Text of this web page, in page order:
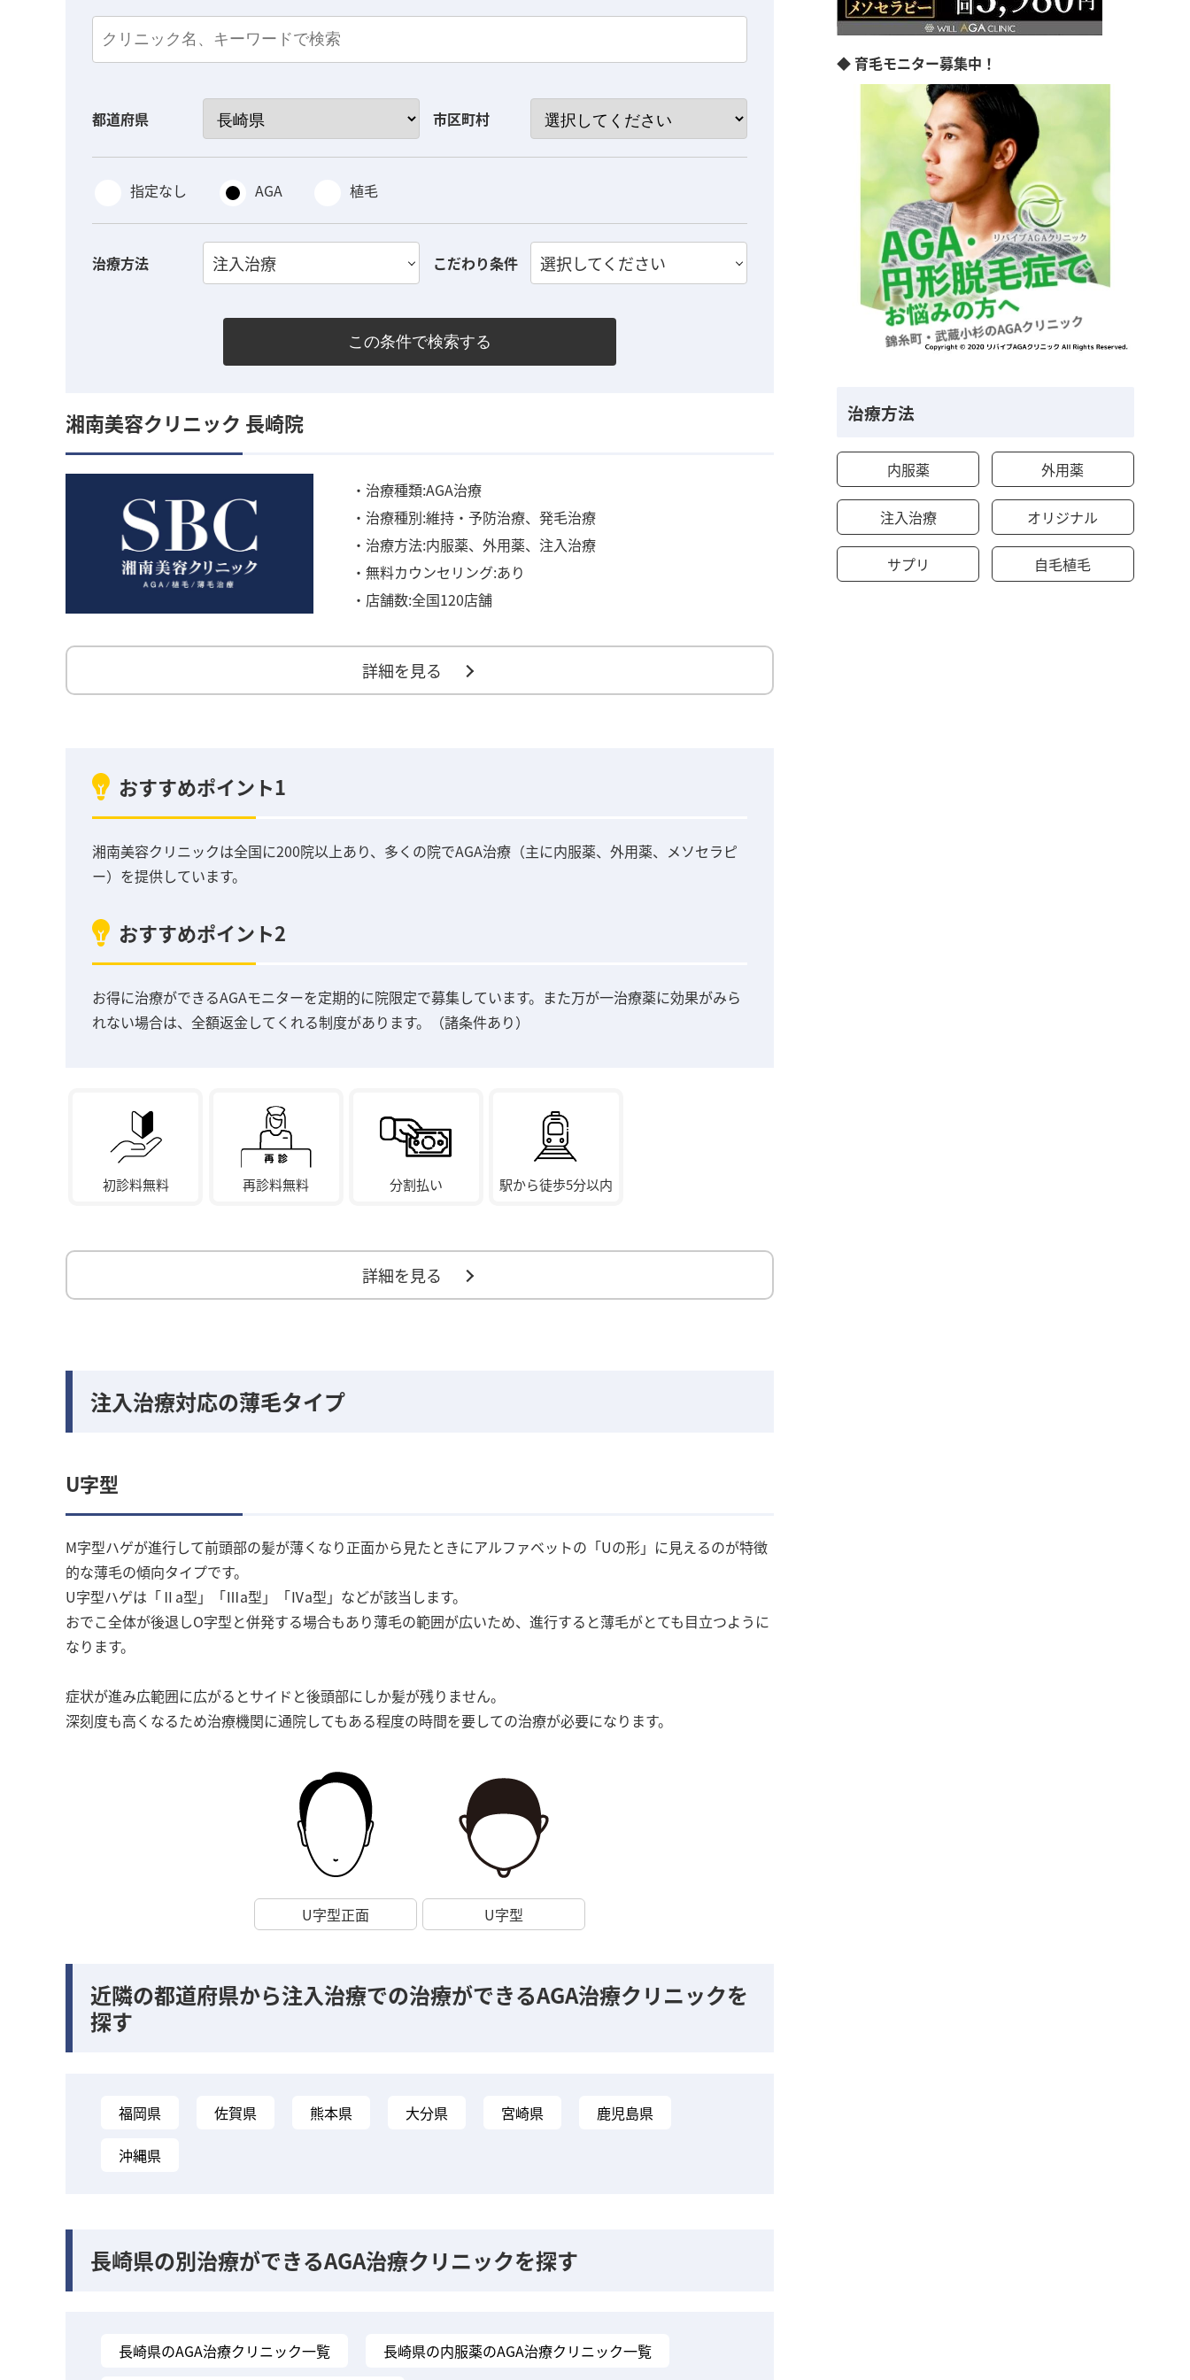
都道府県 市区町村
指定なし AGA 植毛
治療方法 注入治療 こだわり条件 選択してください
この条件で検索する
湘南美容クリニック 長崎院
・治療種類:AGA治療
・治療種別:維持・予防治療、発毛治療
・治療方法:内服薬、外用薬、注入治療
・無料カウンセリング:あり
・店舗数:全国120店舗
詳細を見る
おすすめポイント1
湘南美容クリニックは全国に200院以上あり、多くの院でAGA治療（主に内服薬、外用薬、メソセラピ
ー）を提供しています。
おすすめポイント2
お得に治療ができるAGAモニターを定期的に院限定で募集しています。また万が一治療薬に効果がみら
れない場合は、全額返金してくれる制度があります。（諸条件あり）
初診料無料 再診料無料 分割払い 駅から徒歩5分以内
詳細を見る
注入治療対応の薄毛タイプ
U字型
M字型ハゲが進行して前頭部の髪が薄くなり正面から見たときにアルファベットの「Uの形」に見えるのが特徴
的な薄毛の傾向タイプです。
U字型ハゲは「Ⅱa型」「Ⅲa型」「Ⅳa型」などが該当します。
おでこ全体が後退しO字型と併発する場合もあり薄毛の範囲が広いため、進行すると薄毛がとても目立つように
なります。
症状が進み広範囲に広がるとサイドと後頭部にしか髪が残りません。
深刻度も高くなるため治療機関に通院してもある程度の時間を要しての治療が必要になります。
U字型正面 U字型
近隣の都道府県から注入治療での治療ができるAGA治療クリニックを
探す
福岡県 佐賀県 熊本県 大分県 宮崎県
鹿児島県
沖縄県
長崎県の別治療ができるAGA治療クリニックを探す
長崎県のAGA治療クリニック一覧 長崎県の内服薬のAGA治療クリニック一覧
◆ 育毛モニター募集中！
治療方法
内服薬 外用薬
注入治療 オリジナル
サプリ 自毛植毛